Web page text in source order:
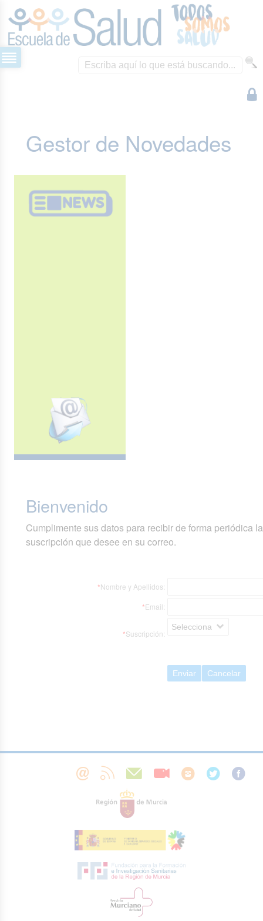
Gestor de Novedades
Bienvenido
Cumplimente sus datos para recibir de forma periódica
suscripción que desee en su correo.
*Nombre y Apellidos:
*Email:
*Suscripción:
Selecciona
Enviar Cancelar